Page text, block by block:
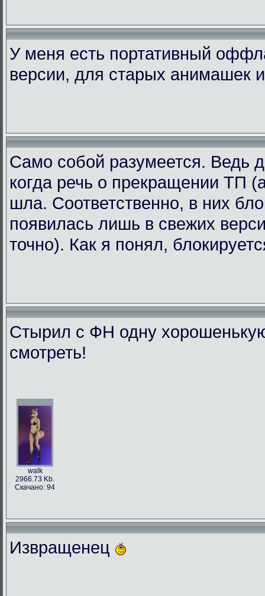
У меня есть портативный
версии, для старых анимашек
Само собой разумеется. Ведь
когда речь о прекращении ТП
шла. Соответственно, в них
появилась лишь в свежих
точно). Как я понял,
Стырил с ФН одну
смотреть!
walk
2966.73 Kb.
Скачано: 94
Извращенец